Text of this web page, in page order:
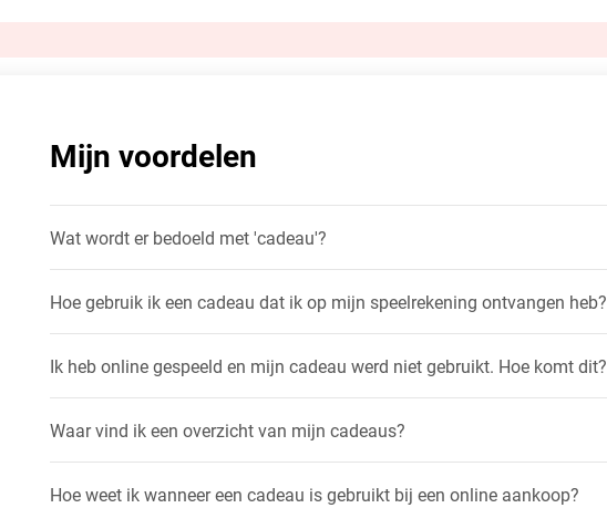
Mijn voordelen
Wat wordt er bedoeld met 'cadeau'?
Hoe gebruik ik een cadeau dat ik op mijn speelrekening ontvangen heb?
Ik heb online gespeeld en mijn cadeau werd niet gebruikt. Hoe komt dit?
Waar vind ik een overzicht van mijn cadeaus?
Hoe weet ik wanneer een cadeau is gebruikt bij een online aankoop?